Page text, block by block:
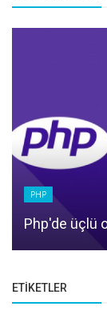
PHP
Php'de üçlü
ETIKETLER